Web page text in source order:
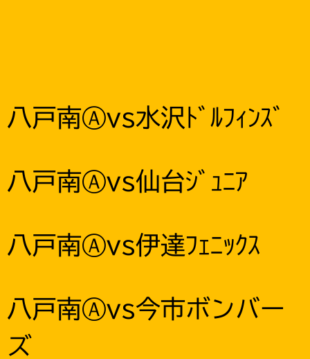
八戸南Ⓐvs水沢ﾄﾞﾙﾌｨﾝｽﾞ
八戸南Ⓐvs仙台ｼﾞｭﾆｱ
八戸南Ⓐvs伊達ﾌｪﾆｯｸｽ
八戸南Ⓐvs今市ボンバー
ズ